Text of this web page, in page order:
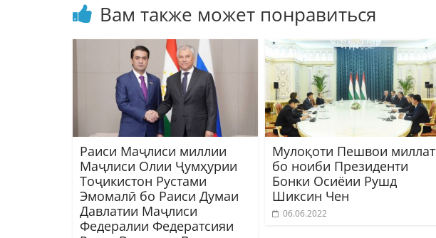
Вам также может понравиться
Раиси Маҷлиси миллии
Маҷлиси Олии Ҷумҳурии
Тоҷикистон Рустами
Эмомалӣ бо Раиси Думаи
Давлатии Маҷлиси
Федералии Федератсияи
Мулоқоти Пешвои миллат
бо ноиби Президенти
Бонки Осиёии Рушд
Шиксин Чен
06.06.2022